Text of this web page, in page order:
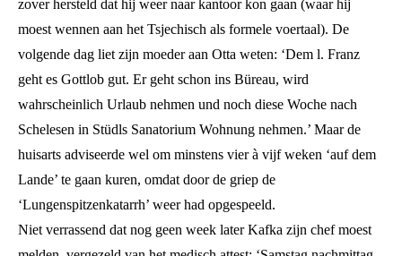
zover hersteld dat hij weer naar kantoor kon gaan (waar hij
moest wennen aan het Tsjechisch als formele voertaal). De
volgende dag liet zijn moeder aan Otta weten: ‘Dem l. Franz
geht es Gottlob gut. Er geht schon ins Büreau, wird
wahrscheinlich Urlaub nehmen und noch diese Woche nach
Schelesen in Stüdls Sanatorium Wohnung nehmen.’ Maar de
huisarts adviseerde wel om minstens vier à vijf weken ‘auf dem
Lande’ te gaan kuren, omdat door de griep de
‘Lungenspitzenkatarrh’ weer had opgespeeld.
Niet verrassend dat nog geen week later Kafka zijn chef moest